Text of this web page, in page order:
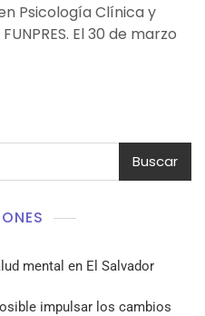
Psicología Clínica y
El 30 de marzo
Buscar
mental en El Salvador
impulsar los cambios